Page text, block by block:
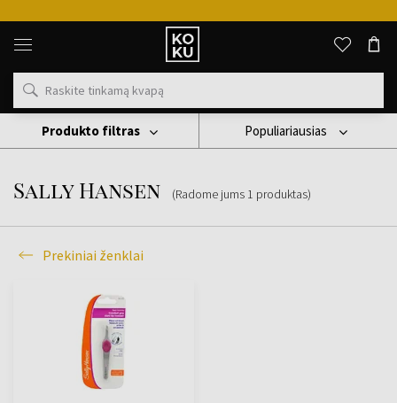
Originalūs
kvepalai
laikrodžiai
vienoje
Prekiniai Ženklai Sally Hansen
Sally Hansen (Radome jums 1 produktas)
Populiariausias
Prekiniai ženklai
Produkto filtras